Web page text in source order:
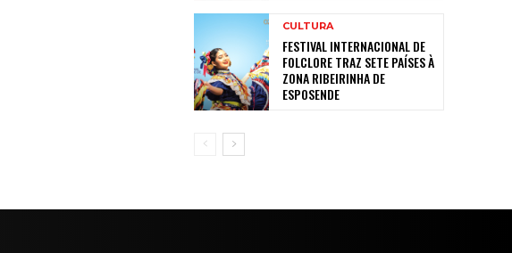
CULTURA
FESTIVAL INTERNACIONAL DE
FOLCLORE TRAZ SETE PAÍSES À
ZONA RIBEIRINHA DE
ESPOSENDE